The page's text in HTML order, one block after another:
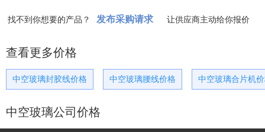
找不到你想要的产品？ 发布采购请求 让供应商主动给你报价
查看更多价格
中空玻璃封胶线价格 中空玻璃腰线价格 中空玻璃合片机
中空玻璃公司价格